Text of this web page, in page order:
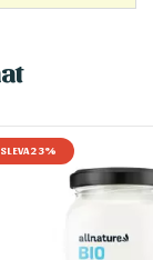
SLEVA 23%